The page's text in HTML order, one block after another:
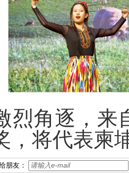
烈角逐，来
，将代表柬
朋友：